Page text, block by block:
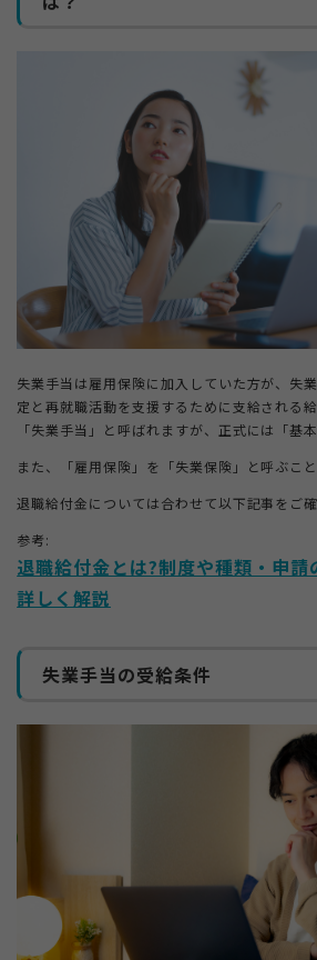
失業手当は雇用保険に加入していた方が、失
定と再就職活動を支援するために支給される
「失業手当」と呼ばれますが、正式には「基
また、「雇用保険」を「失業保険」と呼ぶこと
退職給付金については合わせて以下記事をご確
参考:
退職給付金とは?制度や種類・申請
詳しく解説
失業手当の受給条件